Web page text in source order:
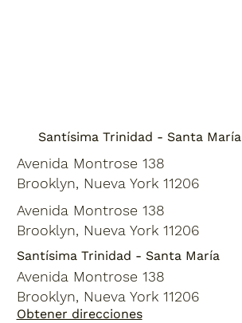
Santísima Trinidad - Santa María
Santísima Trinidad - Santa María
Avenida Montrose 138
Brooklyn, Nueva York 11206
Avenida Montrose 138
Brooklyn, Nueva York 11206
Avenida Montrose 138
Brooklyn, Nueva York 11206
Obtener direcciones